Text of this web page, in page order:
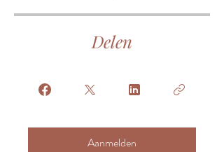
Delen
Aanmelden